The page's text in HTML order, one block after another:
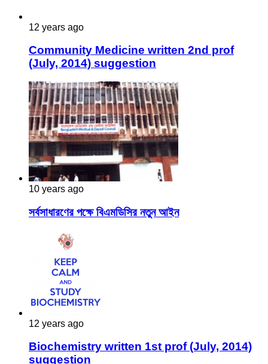
12 years ago
Community Medicine written 2nd prof
(July, 2014) suggestion
10 years ago
সর্বসাধারণের পক্ষে বিএমডিসির নতুন আইন
12 years ago
Biochemistry written 1st prof (July, 2014)
suggestion